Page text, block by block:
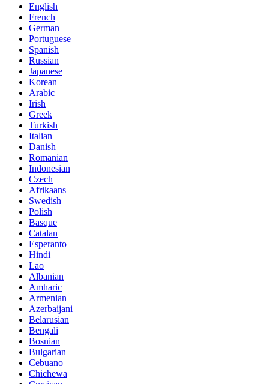
English
French
German
Portuguese
Spanish
Russian
Japanese
Korean
Arabic
Irish
Greek
Turkish
Italian
Danish
Romanian
Indonesian
Czech
Afrikaans
Swedish
Polish
Basque
Catalan
Esperanto
Hindi
Lao
Albanian
Amharic
Armenian
Azerbaijani
Belarusian
Bengali
Bosnian
Bulgarian
Cebuano
Chichewa